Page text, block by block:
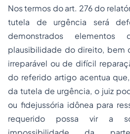
Nos termos do art. 276 do
tutela de urgência será
demonstrados
plausibilidade do direito, bem
irreparável ou de difícil
do referido artigo acentua
da tutela de urgência, o juiz
ou fidejussória idônea para
requerido possa vir a